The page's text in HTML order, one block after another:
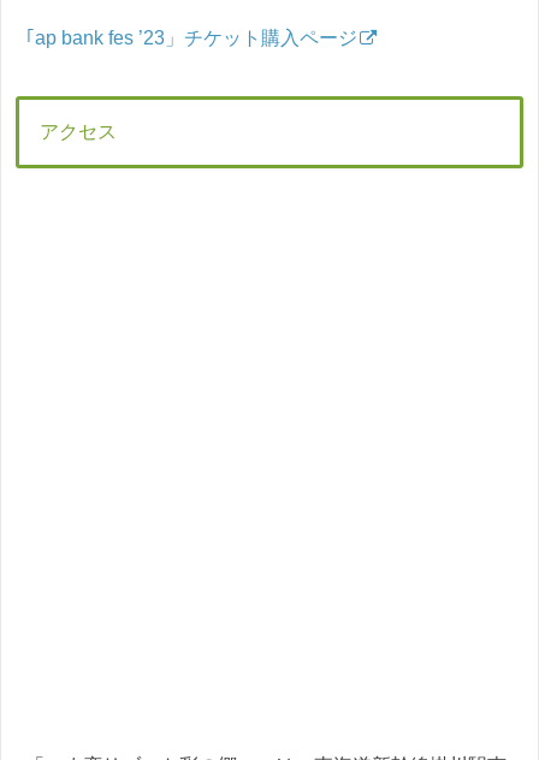
｢ap bank fes ’23」チケット購入ページ
アクセス